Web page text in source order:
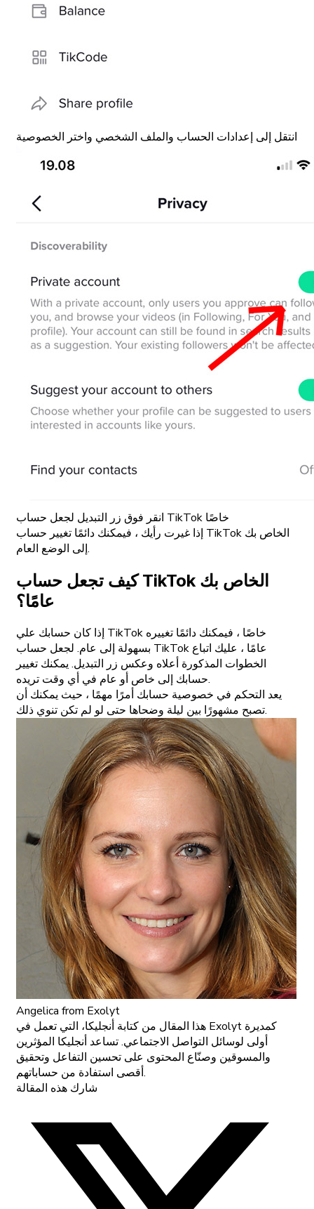
انتقل إلى إعدادات الحساب والملف الشخصي واختر الخصوصية
انقر فوق زر التبديل لجعل حساب TikTok خاصًا
إذا غيرت رأيك ، فيمكنك دائمًا تغيير حساب TikTok الخاص بك
إلى الوضع العام.
كيف تجعل حساب TikTok الخاص بك
عامًا؟
إذا كان حسابك علي TikTok خاصًا ، فيمكنك دائمًا تغييره
بسهولة إلى عام. لجعل حساب TikTok عامًا ، عليك اتباع
الخطوات المذكورة أعلاه وعكس زر التبديل. يمكنك تغيير
حسابك إلى خاص أو عام في أي وقت تريده.
يعد التحكم في خصوصية حسابك أمرًا مهمًا ، حيث يمكنك أن
تصبح مشهورًا بين ليلة وضحاها حتى لو لم تكن تنوي ذلك.
Angelica from Exolyt
هذا المقال من كتابة أنجليكا، التي تعمل في Exolyt كمديرة
أولى لوسائل التواصل الاجتماعي. تساعد أنجليكا المؤثرين
والمسوقين وصنّاع المحتوى على تحسين التفاعل وتحقيق
أقصى استفادة من حساباتهم.
شارك هذه المقالة